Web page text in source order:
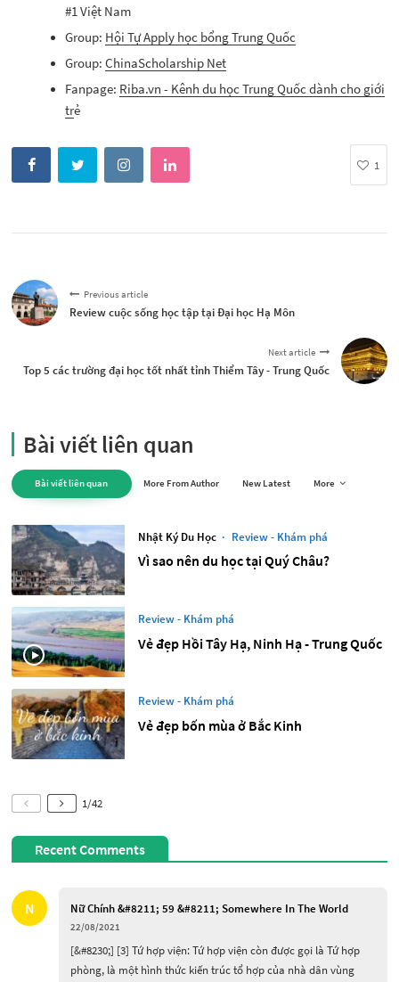
#1 Việt Nam
Group: Hội Tự Apply học bổng Trung Quốc
Group: ChinaScholarship Net
Fanpage: Riba.vn - Kênh du học Trung Quốc dành cho giới
trẻ
1
Previous article
Review cuộc sống học tập tại Đại học Hạ Môn
Next article
Top 5 các trường đại học tốt nhất tỉnh Thiểm Tây - Trung Quốc
Bài viết liên quan
Bài viết liên quan More From Author New Latest More
Nhật Ký Du Học · Review - Khám phá
Vì sao nên du học tại Quý Châu?
Review - Khám phá
Vẻ đẹp Hồi Tây Hạ, Ninh Hạ - Trung Quốc
Review - Khám phá
Vẻ đẹp bốn mùa ở Bắc Kinh
1/42
Recent Comments
N Nữ Chính &#8211; 59 &#8211; Somewhere In The World
22/08/2021
[&#8230;] [3] Tứ hợp viện: Tứ hợp viện còn được gọi là Tứ hợp
phòng, là một hình thức kiến trúc tổ hợp của nhà dân vùng